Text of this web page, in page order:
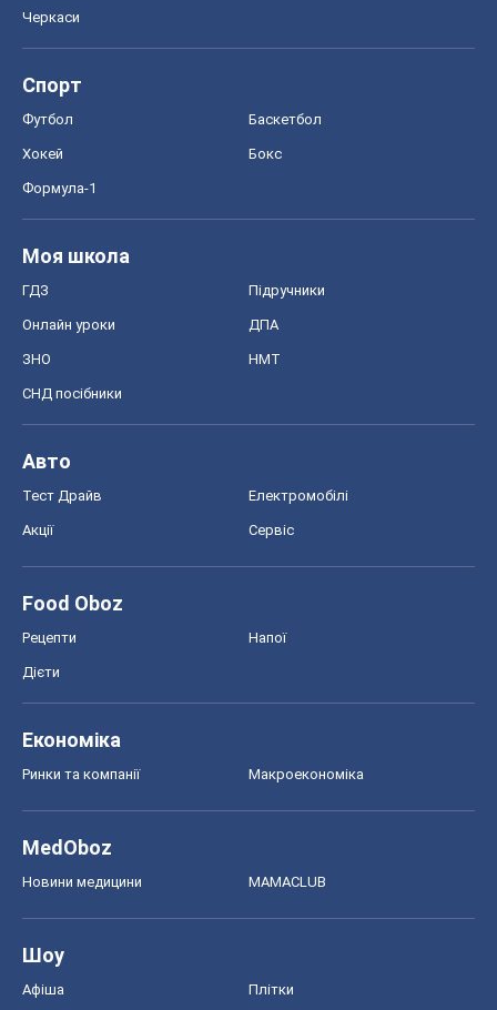
Черкаси
Спорт
Футбол Баскетбол
Хокей Бокс
Формула-1
Моя школа
ГДЗ Підручники
Онлайн уроки ДПА
ЗНО НМТ
СНД посібники
Авто
Тест Драйв Електромобілі
Акції Сервіс
Food Oboz
Рецепти Напої
Дієти
Економіка
Ринки та компанії Макроекономіка
MedOboz
Новини медицини MAMACLUB
Шоу
Афіша Плітки